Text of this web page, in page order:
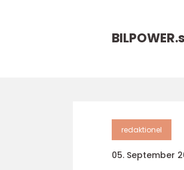
BILPOWER.
redaktionel
05. September